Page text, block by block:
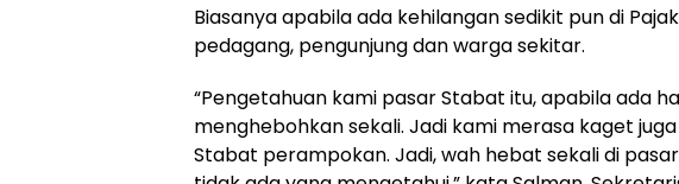
Biasanya apabila ada kehilangan sedikit pun di
pedagang, pengunjung dan warga sekitar.
“Pengetahuan kami pasar Stabat itu, apabila ada
menghebohkan sekali. Jadi kami merasa kaget
Stabat perampokan. Jadi, wah hebat sekali di